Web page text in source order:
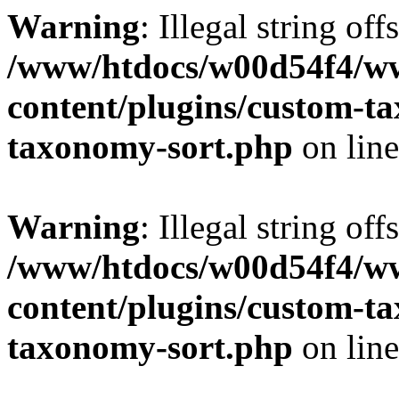
Warning: Illegal string
/www/htdocs/w00d54f4/
content/plugins/custom-
taxonomy-sort.php on
Warning: Illegal string
/www/htdocs/w00d54f4/
content/plugins/custom-
taxonomy-sort.php on